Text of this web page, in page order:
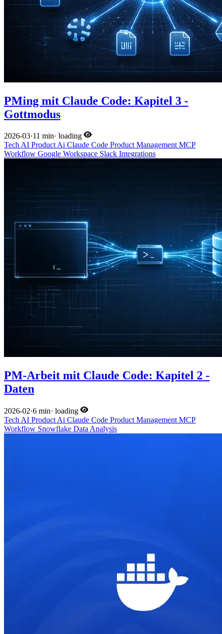
PMing mit Claude Code: Kapitel 3 -
Gottmodus
2026-03·11 min· loading
TechAI ProductAi Claude Code Product ManagementMCP
Workflow Google Workspace Slack Integrations
PM-Arbeit mit Claude Code: Kapitel 2 -
Daten
2026-02·6 min· loading
Tech AI Product Ai Claude Code Product Management MCP
Workflow Snowflake Data Analysis